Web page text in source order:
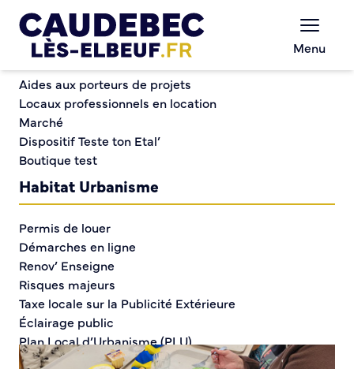
Menu
Repas Intergénérationnel à Corto Maltese
Repas
Intergénérationnel à
Corto Maltese
Chèques-cadeaux municipaux – Soutenez le
Aides aux porteurs de projets
Locaux professionnels en location
Marché
Dispositif Teste ton Etal’
Boutique test
Habitat Urbanisme
Permis de louer
Démarches en ligne
Renov’ Enseigne
Risques majeurs
Taxe locale sur la Publicité Extérieure
Éclairage public
Plan Local d’Urbanisme (PLU)
Demande d’Occupation du Domaine Public